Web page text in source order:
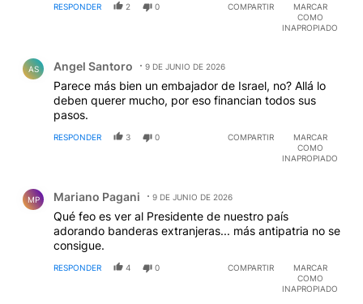
RESPONDER 2 0 COMPARTIR
MARCAR
COMO
INAPROPIADO
AS Angel Santoro 9 DE JUNIO DE 2026
Parece más bien un embajador de Israel, no? Allá lo
deben querer mucho, por eso financian todos sus
pasos.
RESPONDER 3 0 COMPARTIR
MARCAR
COMO
INAPROPIADO
MP Mariano Pagani 9 DE JUNIO DE 2026
Qué feo es ver al Presidente de nuestro país
adorando banderas extranjeras... más antipatria no se
consigue.
RESPONDER 4 0 COMPARTIR
MARCAR
COMO
INAPROPIADO